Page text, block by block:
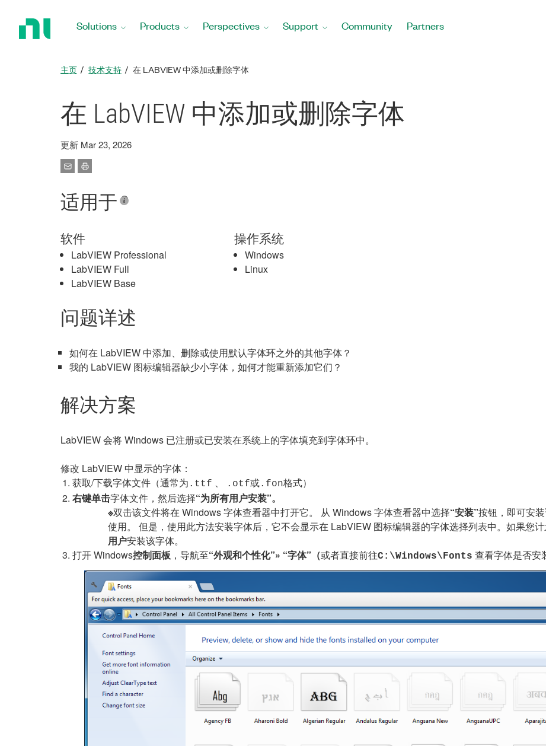
Solutions Products Perspectives Support Community Partners
主页 技术支持 在 LABVIEW 中添加或删除字体
在 LabVIEW 中添加或删除字体
更新 Mar 23, 2026
适用于
软件
LabVIEW Professional
LabVIEW Full
LabVIEW Base
操作系统
Windows
Linux
问题详述
如何在 LabVIEW 中添加、删除或使用默认字体环之外的其他字体？
我的 LabVIEW 图标编辑器缺少小字体，如何才能重新添加它们？
解决方案
LabVIEW 会将 Windows 已注册或已安装在系统上的字体填充到字体环中。
修改 LabVIEW 中显示的字体：
获取/下载字体文件（通常为 .ttf 、 .otf或.fon格式）
右键单击字体文件，然后选择“为所有用户安装”。
※双击该文件将在 Windows 字体查看器中打开它。 从 Windows 字体查看器中选择“安装”按钮，即可安
使用。
但是，使用此方法安装字体后，它不会显示在 LabVIEW 图标编辑器的字体选择列表中。如果您
用户安装该字体。
打开 Windows控制面板 ，导航至“外观和个性化”» “字体”（或者直接前往C:\Windows\Fonts 查看字体是否安